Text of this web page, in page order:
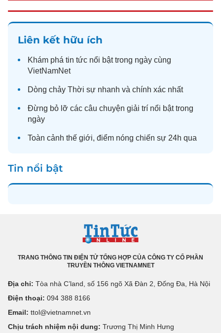
Liên kết hữu ích
Khám phá tin tức nổi bật trong ngày cùng
VietNamNet
Dòng chảy Thời sự nhanh và chính xác nhất
Đừng bỏ lỡ các câu chuyện giải trí nổi bật trong
ngày
Toàn cảnh thế giới, điểm nóng chiến sự 24h qua
Tin nổi bật
TRANG THÔNG TIN ĐIỆN TỬ TỔNG HỢP CỦA CÔNG TY CỔ PHẦN
TRUYỀN THÔNG VIETNAMNET
Địa chỉ: Tòa nhà C’land, số 156 ngõ Xã Đàn 2, Đống Đa, Hà Nội
Điện thoại: 094 388 8166
Email: ttol@vietnamnet.vn
Chịu trách nhiệm nội dung: Trương Thị Minh Hưng